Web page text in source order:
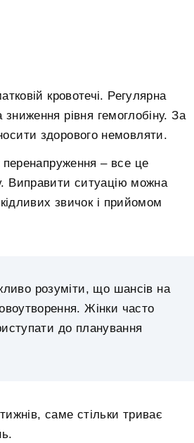
кровотечі. Регулярна
рівня гемоглобіну. За
здорового немовляти.
перенапруження – все це
Виправити ситуацію можна
звичок і прийомом
розуміти, що шансів на
Жінки часто
до планування
саме стільки триває